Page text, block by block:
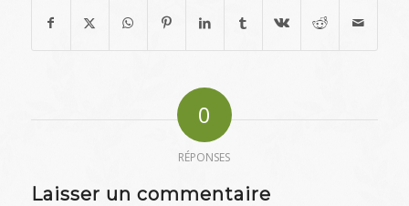
0
RÉPONSES
Laisser un commentaire